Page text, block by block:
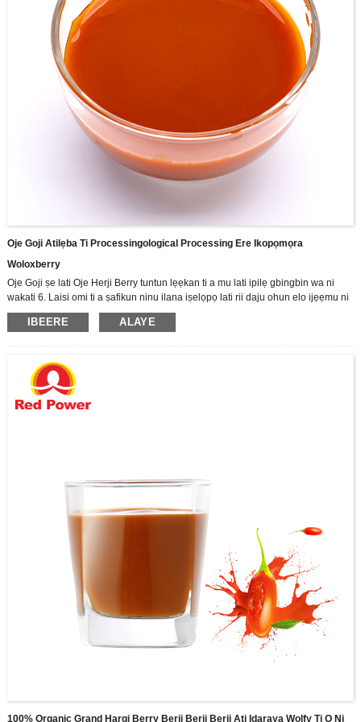
Oje Goji Atilẹba Ti Processingological Processing Ere Ikopọmọra
Woloxberry
Oje Goji ṣe lati Oje Herji Berry tuntun lẹẹkan ti a mu lati ipilẹ gbingbin wa ni
wakati 6. Laisi omi ti a ṣafikun ninu ilana iṣelọpọ lati rii daju ohun elo ijẹẹmu ni
o gba ni irọrun ni pẹlẹpẹlẹ nipasẹ ara eniyan.
A jẹ olutọju ile-iṣẹ giga ti R & D, iṣelọpọ ati awọn tita ti awọn ọja lẹsẹsẹ Gomi
iṣelọpọ ounjẹ ti o ju 70,000 m2. Four modern finished product filling lines, new
pass-through sterilization equipment, and a complete range of high-end
production equipment, can meet the production needs of multiple
IBEERE ALAYE
100% Organic Grand Hargi Berry Berji Berji Berji Ati Idaraya Wolfy Ti O Ni